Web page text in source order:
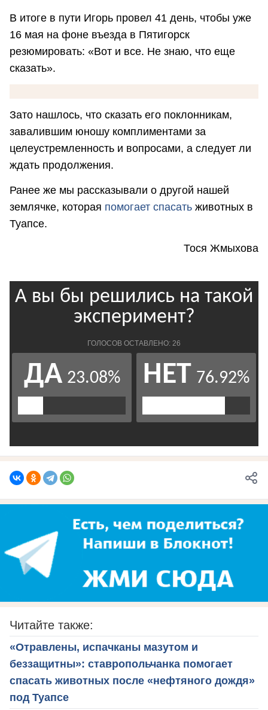
В итоге в пути Игорь провел 41 день, чтобы уже
16 мая на фоне въезда в Пятигорск
резюмировать: «Вот и все. Не знаю, что еще
сказать».
Зато нашлось, что сказать его поклонникам,
завалившим юношу комплиментами за
целеустремленность и вопросами, а следует ли
ждать продолжения.
Ранее же мы рассказывали о другой нашей
землячке, которая помогает спасать животных в
Туапсе.
Тося Жмыхова
Читайте также:
«Отравлены, испачканы мазутом и
беззащитны»: ставропольчанка помогает
спасать животных после «нефтяного дождя»
под Туапсе